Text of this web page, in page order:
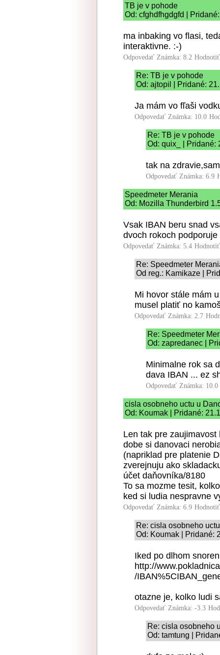
TB je v pohode
Od: cfghdfhgdgfd |
ma inbaking vo flasi,
interaktivne. :-)
Odpovedať Známka: 8.2
Re: TB je v pohode
Od: ajtopil | Pridané:
Ja mám vo fľaši
Odpovedať Známka: 10.0
Re: TB je v pohode
Od: quix_ | Pridané:
tak na
Odpovedať Známka: 6.9
Speedmeter Merania
Od: Mozilla Thunderbird
Vsak IBAN beru snad
dvoch rokoch
Odpovedať Známka: 5.4
Re: Speedmeter
Od reg.: Kamikaze |
Mi hovor stále mám
musel platiť no
Odpovedať Známka: 2.7
Re: Speedmeter
Od: zapredanec |
Minimalne rok sa
dava IBAN ... ez
Odpovedať Známka: 10.0
cisla osobneho uctu u
Od: Koumak | Pridané:
Len tak pre
dobe si danovaci
(napriklad pre platenie
zverejnuju ako
účet daňovníka/8180
To sa mozme tesit,
ked si ludia nespravne
Odpovedať Známka: 6.9
Re: cisla osobneho
Od: Koumak | Pridané:
Iked po dlhom
http://
/
otazne je, kolko ludi
Odpovedať Známka: -3.3
Re: cisla osobneho
Od: tamtung |